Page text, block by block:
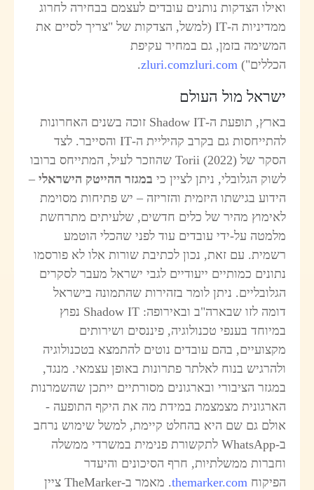
הצדקות נותנים עובדים לעצמם בבחירה לחרוג
ממדיניות ה-IT (למשל, הצדקות של "צריך לסיים את
בזמן, גם במחיר עקיפת
zluri.comzluri.com
.
מול העולם
בארץ, תופעת ה-Shadow IT זוכה בשנים האחרונות
להתייחסות גם בקרב קהיליית ה-IT והסייבר. לצד
הסקר של Torii (2022) שהוזכר לעיל, המתייחס ברובו
הגלובלי, ניתן לציין כיבמגזר ההייטק הישראלי–
בגישתו היזמית והזריזה – יש פתיחות מסוימת
מהיר של כלים חדשים, שלעיתים מתרחשת
על-ידי עובדים עוד לפני שהכלי הוטמע
עם זאת, נכון לכתיבת שורות אלו לא פורסמו
כמותיים ייעודיים לגבי ישראל מעבר לסקרים
ניתן לומר בזהירות שהתמונה בישראל
דומה לזו שבארה"ב ובאירופה: Shadow IT נפוץ
בענפי טכנולוגיה, פיננסים ושירותים
בהם עובדים נוטים להתמצא בטכנולוגיה
בנוח לאלתר פתרונות באופן עצמאי. מנגד,
הציבורי ובארגונים מסורתיים ייתכן שהשמרנות
מצמצמת במידת מה את היקף התופעה -
גם שם היא בהחלט קיימת, למשל שימוש נרחב
ב-WhatsApp לתקשורת פנימית במשרדי ממשלה
ממשלתיות, חרף הסיכונים והיעדר
themarker.com
. מאמר ב-TheMarker ציין